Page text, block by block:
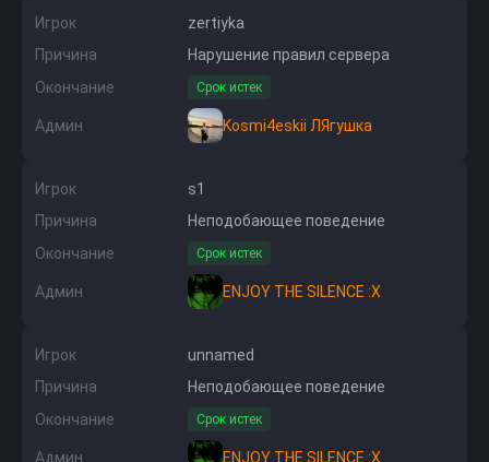
Игрок
zertiyka
Причина
Нарушение правил сервера
Окончание
Срок истек
Админ Kosmi4eskii ЛЯгушка
Игрок
s1
Причина
Неподобающее поведение
Окончание
Срок истек
Админ ENJOY THE SILENCE :X
Игрок
unnamed
Причина
Неподобающее поведение
Окончание
Срок истек
Админ ENJOY THE SILENCE :X